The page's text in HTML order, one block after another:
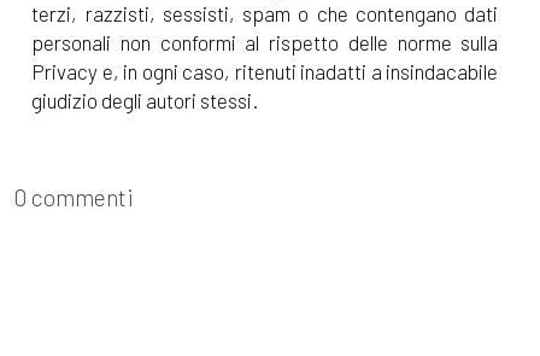
terzi, razzisti, sessisti, spam o che contengano dati
personali non conformi al rispetto delle norme sulla
Privacy e, in ogni caso, ritenuti inadatti a insindacabile
giudizio degli autori stessi.
0 commenti